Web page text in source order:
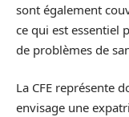
sont également
ce qui est essentiel
de problèmes de
La CFE représente
envisage une